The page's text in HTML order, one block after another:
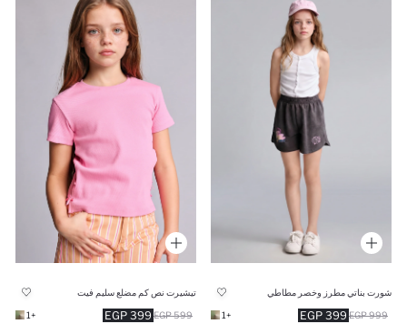
شورت بناتي مطرز وخصر مطاطي
399 EGP 999 EGP
+1
تيشيرت نص كم مضلع سليم فيت
399 EGP 599 EGP
+1